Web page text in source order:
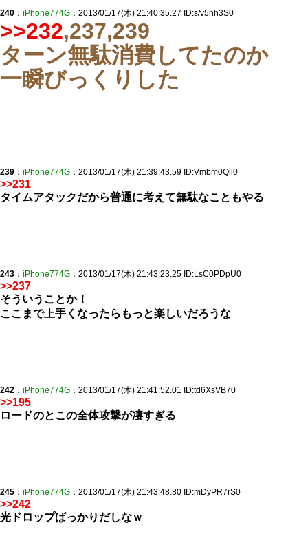
240 ： iPhone774G ：2013/01/17(木) 21:40:35.27 ID:s/v5hh3S0
>>232,237,239
ターン無駄消費してたのか
一瞬びっくりした
239 ： iPhone774G ：2013/01/17(木) 21:39:43.59 ID:Vmbm0Qil0
>>231
タイムアタックだから普通に考えて無駄なこともやる
243 ： iPhone774G ：2013/01/17(木) 21:43:23.25 ID:LsC0PDpU0
>>237
そういうことか！
ここまで上手くなったらもっと楽しいだろうな
242 ： iPhone774G ：2013/01/17(木) 21:41:52.01 ID:td6XsVB70
>>195
ロードのとこの全体攻撃が凄すぎる
245 ： iPhone774G ：2013/01/17(木) 21:43:48.80 ID:mDyPR7rS0
>>242
光ドロップばっかりだしなｗ